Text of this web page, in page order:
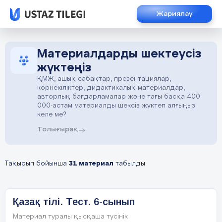
Жариялау
Материалдарды шектеусіз
жүктеңіз
ҚМЖ, ашық сабақтар, презентациялар,
көрнекіліктер, дидактикалық материалдар,
авторлық бағдарламалар және тағы басқа 400
000-астам материалды шексіз жүктеп алғыңыз
келе ме?
Толығырақ
Тақырып бойынша 31 материал табылды
Қазақ тілі. Тест. 6-сынып
Материал туралы қысқаша түсінік